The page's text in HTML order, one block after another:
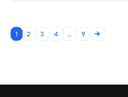
1 2 3 4 ... 9